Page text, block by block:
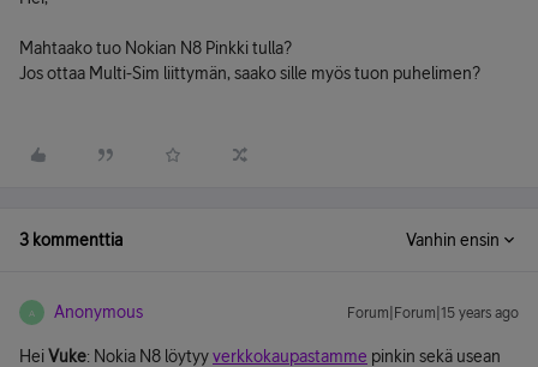
Mahtaako tuo Nokian N8 Pinkki tulla?
Jos ottaa Multi-Sim liittymän, saako sille myös tuon puhelimen?
3 kommenttia Vanhin ensin
A Anonymous Forum|Forum|15 years ago
HeiVuke: Nokia N8 löytyyverkkokaupastamme pinkin sekä usean